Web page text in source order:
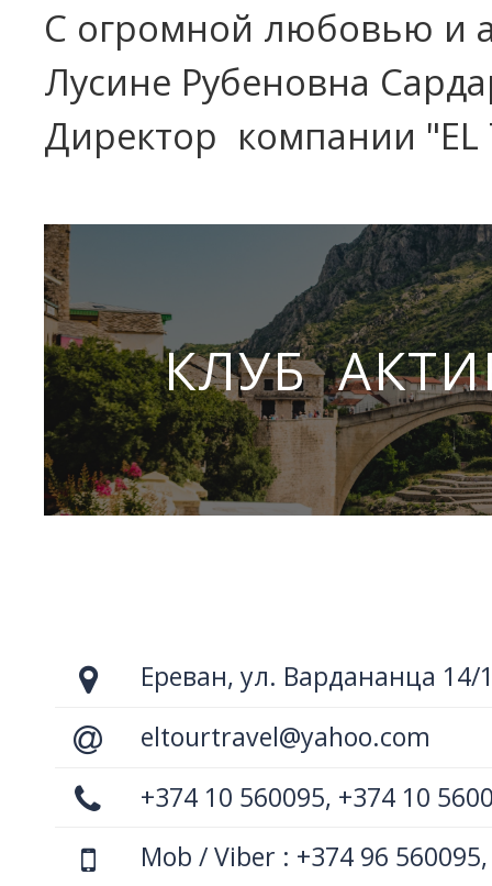
С огромной любовью и
Лусине Рубеновна
Директор компании "EL
КЛУБ
Ереван, ул. Вардананца 14/
eltourtravel@yahoo.com
+374 10 560095, +374 10
Mob / Viber : +374 96